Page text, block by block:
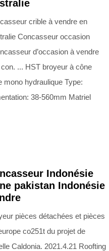
crible à vendre en
Concasseur occasion
d’occasion à vendre
... HST broyeur à cône
mono hydraulique Type:
38-560mm Matriel
Indonésie
pakistan Indonésie
pièces détachées et pièces
co251t du projet de
Caldonia. 2021.4.21 Roofting